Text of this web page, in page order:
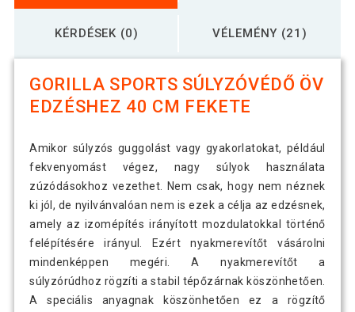
KÉRDÉSEK (0) VÉLEMÉNY (21)
GORILLA SPORTS SÚLYZÓVÉDŐ ÖV
EDZÉSHEZ 40 CM FEKETE
Amikor súlyzós guggolást vagy gyakorlatokat, például
fekvenyomást végez, nagy súlyok használata
zúzódásokhoz vezethet. Nem csak, hogy nem néznek
ki jól, de nyilvánvalóan nem is ezek a célja az edzésnek,
amely az izomépítés irányított mozdulatokkal történő
felépítésére irányul. Ezért nyakmerevítőt vásárolni
mindenképpen megéri. A nyakmerevítőt a
súlyzórúdhoz rögzíti a stabil tépőzárnak köszönhetően.
A speciális anyagnak köszönhetően ez a rögzítő